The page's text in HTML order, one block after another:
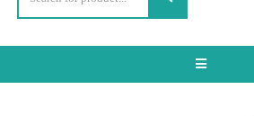
Toggle